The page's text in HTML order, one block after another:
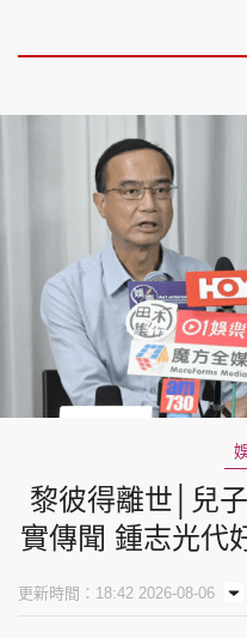
黎彼得離世│兒
實傳聞 鍾志光代
更新時間：18:42 2026-08-06